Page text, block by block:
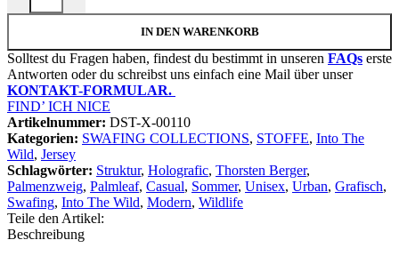
IN DEN WARENKORB
Solltest du Fragen haben, findest du bestimmt in unseren FAQs erste
Antworten oder du schreibst uns einfach eine Mail über unser
KONTAKT-FORMULAR.
FIND’ ICH NICE
Artikelnummer: DST-X-00110
Kategorien: SWAFING COLLECTIONS, STOFFE, Into The
Wild, Jersey
Schlagwörter: Struktur, Holografic, Thorsten Berger,
Palmenzweig, Palmleaf, Casual, Sommer, Unisex, Urban, Grafisch,
Swafing, Into The Wild, Modern, Wildlife
Teile den Artikel:
Beschreibung